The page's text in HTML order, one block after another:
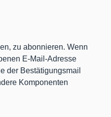
zu abonnieren. Wenn
E-Mail-Adresse
der Bestätigungsmail
Komponenten